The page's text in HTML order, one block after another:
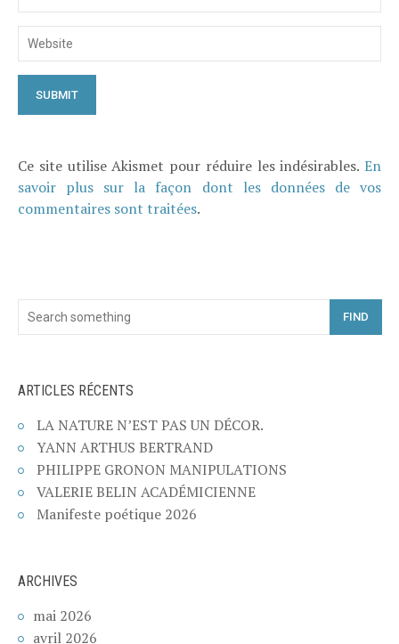
Ce site utilise Akismet pour réduire les indésirables. En
savoir plus sur la façon dont les données de vos
commentaires sont traitées.
FIND
ARTICLES RÉCENTS
LA NATURE N’EST PAS UN DÉCOR.
YANN ARTHUS BERTRAND
PHILIPPE GRONON MANIPULATIONS
VALERIE BELIN ACADÉMICIENNE
Manifeste poétique 2026
ARCHIVES
mai 2026
avril 2026